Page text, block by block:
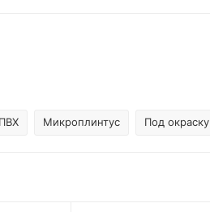
ПВХ Микроплинтус Под окраску